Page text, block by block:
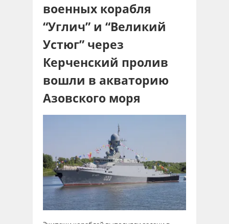
военных корабля
“Углич” и “Великий
Устюг” через
Керченский пролив
вошли в акваторию
Азовского моря